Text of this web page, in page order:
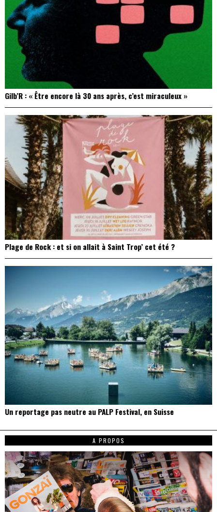
Gilb’R : « Être encore là 30 ans après, c’est miraculeux »
Plage de Rock : et si on allait à Saint Trop’ cet été ?
Un reportage pas neutre au PALP Festival, en Suisse
A PROPOS